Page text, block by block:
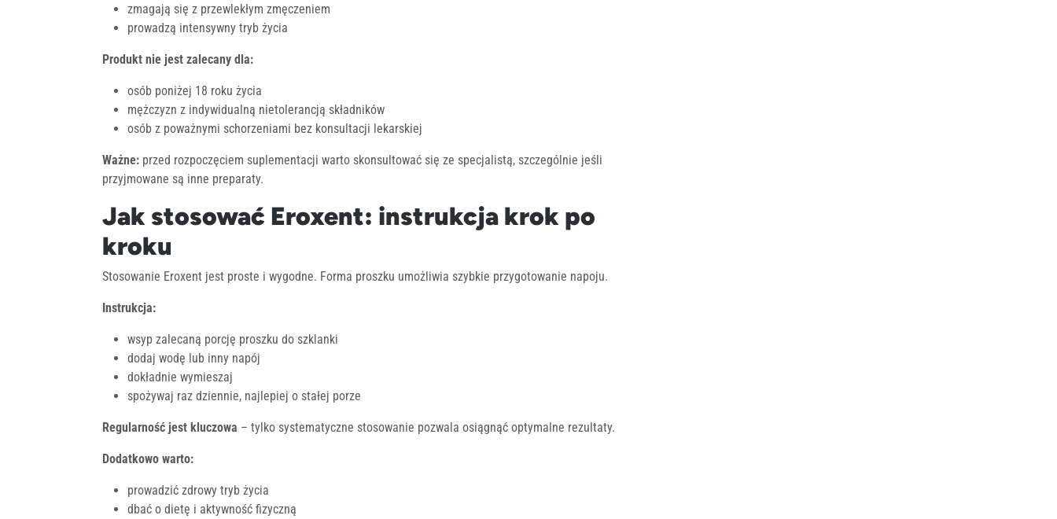
zmagają się z przewlekłym zmęczeniem
prowadzą intensywny tryb życia
Produkt nie jest zalecany dla:
osób poniżej 18 roku życia
mężczyzn z indywidualną nietolerancją składników
osób z poważnymi schorzeniami bez konsultacji lekarskiej
Ważne: przed rozpoczęciem suplementacji warto skonsultować się ze specjalistą, szczególnie jeśli
przyjmowane są inne preparaty.
Jak stosować Eroxent: instrukcja krok po
kroku
Stosowanie Eroxent jest proste i wygodne. Forma proszku umożliwia szybkie przygotowanie napoju.
Instrukcja:
wsyp zalecaną porcję proszku do szklanki
dodaj wodę lub inny napój
dokładnie wymieszaj
spożywaj raz dziennie, najlepiej o stałej porze
Regularność jest kluczowa – tylko systematyczne stosowanie pozwala osiągnąć optymalne rezultaty.
Dodatkowo warto:
prowadzić zdrowy tryb życia
dbać o dietę i aktywność fizyczną